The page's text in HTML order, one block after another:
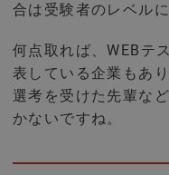
合は受験者のレベル
何点取れば、WEBテ
表している企業もあ
選考を受けた先輩な
かないですね。